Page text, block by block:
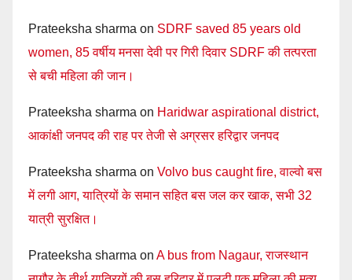
Prateeksha sharma on SDRF saved 85 years old
women, 85 वर्षीय मनसा देवी पर गिरी दिवार SDRF की तत्परता
से बची महिला की जान।
Prateeksha sharma on Haridwar aspirational district,
आकांक्षी जनपद की राह पर तेजी से अग्रसर हरिद्वार जनपद
Prateeksha sharma on Volvo bus caught fire, वाल्वो बस
में लगी आग, यात्रियों के समान सहित बस जल कर खाक, सभी 32
यात्री सुरक्षित।
Prateeksha sharma on A bus from Nagaur, राजस्थान